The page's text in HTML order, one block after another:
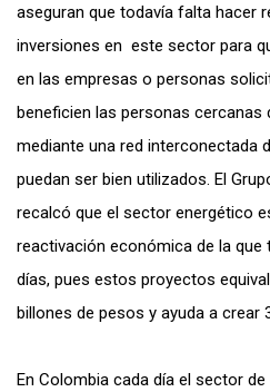
aseguran que todavía falta hacer
inversiones en este sector para
en las empresas o personas
beneficien las personas cercanas
mediante una red interconectada
puedan ser bien utilizados. El
recalcó que el sector energético
reactivación económica de la
días, pues estos proyectos
billones de pesos y ayuda a crear
En Colombia cada día el sector